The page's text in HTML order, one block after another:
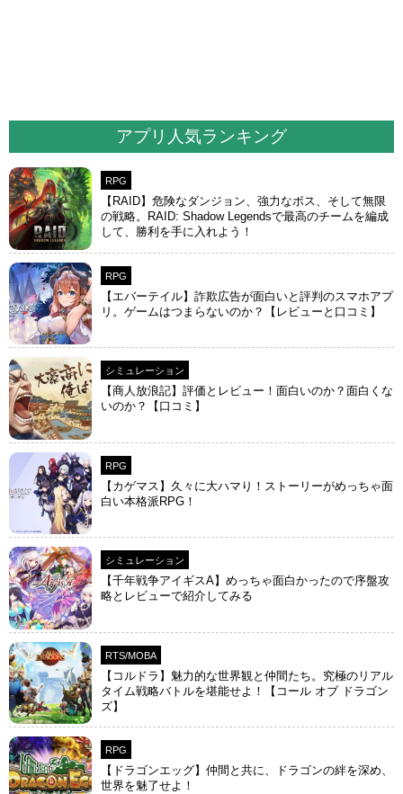
アプリ人気ランキング
RPG
【RAID】危険なダンジョン、強力なボス、そして無限
の戦略。RAID: Shadow Legendsで最高のチームを編成
して、勝利を手に入れよう！
RPG
【エバーテイル】詐欺広告が面白いと評判のスマホアプ
リ。ゲームはつまらないのか？【レビューと口コミ】
シミュレーション
【商人放浪‪記】評価とレビュー！面白いのか？面白くな
いのか？【口コミ】
RPG
【カゲマス】久々に大ハマり！ストーリーがめっちゃ面
白い本格派RPG！
シミュレーション
【千年戦争アイギスA】めっちゃ面白かったので序盤攻
略とレビューで紹介してみる
RTS/MOBA
【コルドラ】魅力的な世界観と仲間たち。究極のリアル
タイム戦略バトルを堪能せよ！【コール オブ ドラゴン
ズ】
RPG
【ドラゴンエッグ】仲間と共に、ドラゴンの絆を深め、
世界を魅了せよ！